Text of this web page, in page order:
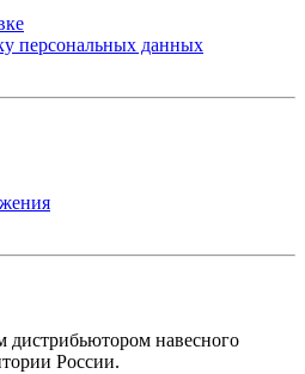
персональных данных
навесного
России.